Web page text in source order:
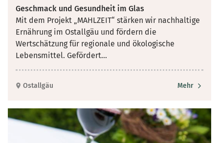
Geschmack und Gesundheit im Glas
Mit dem Projekt „MAHLZEIT“ stärken wir nachhaltige
Ernährung im Ostallgäu und fördern die
Wertschätzung für regionale und ökologische
Lebensmittel. Gefördert...
Ostallgäu Mehr